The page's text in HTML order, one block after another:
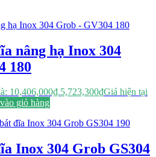
nâng hạ Inox 304
180
10,406,000₫.5,723,300₫Giá hiện tại
giỏ hàng
Inox 304 Grob GS304